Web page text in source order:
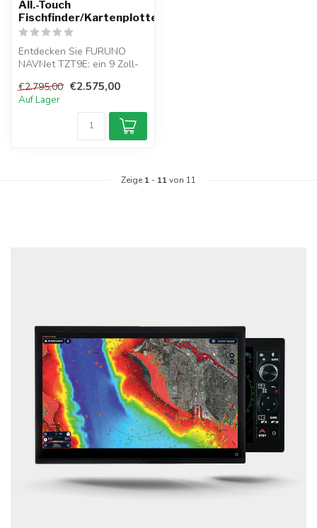
All.-Touch
Fischfinder/Kartenplotter
Entdecken Sie FURUNO
NAVNet TZT9E: ein 9 Zoll-
HD-Auf...
€2.795,00 €2.575,00
Auf Lager
Zeige 1 - 11von 11